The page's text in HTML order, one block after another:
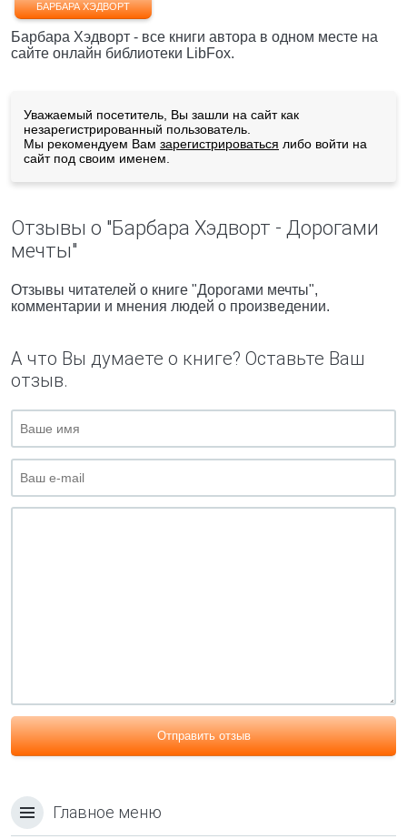
БАРБАРА ХЭДВОРТ
Барбара Хэдворт - все книги автора в одном месте на
сайте онлайн библиотеки LibFox.
Уважаемый посетитель, Вы зашли на сайт как
незарегистрированный пользователь.
Мы рекомендуем Вам зарегистрироваться либо войти на
сайт под своим именем.
Отзывы о "Барбара Хэдворт - Дорогами
мечты"
Отзывы читателей о книге "Дорогами мечты",
комментарии и мнения людей о произведении.
А что Вы думаете о книге? Оставьте Ваш
отзыв.
Отправить отзыв
Главное меню